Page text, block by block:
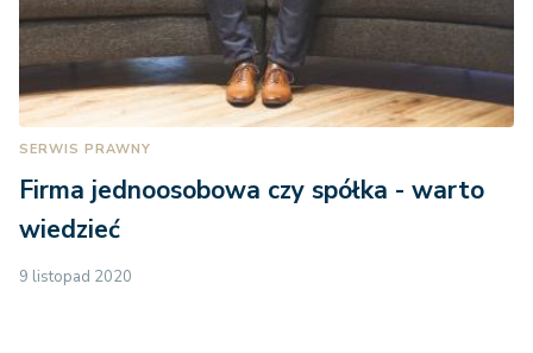
SERWIS PRAWNY
Firma jednoosobowa czy spółka - warto
wiedzieć
9 listopad 2020